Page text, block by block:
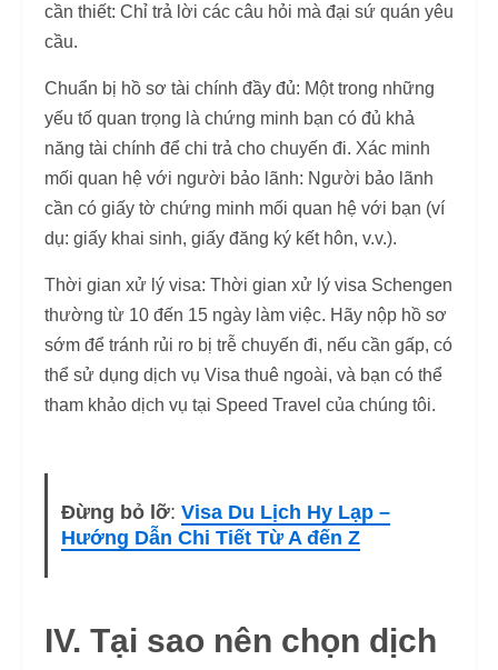
cần thiết: Chỉ trả lời các câu hỏi mà đại sứ quán yêu
cầu.
Chuẩn bị hồ sơ tài chính đầy đủ: Một trong những
yếu tố quan trọng là chứng minh bạn có đủ khả
năng tài chính để chi trả cho chuyến đi. Xác minh
mối quan hệ với người bảo lãnh: Người bảo lãnh
cần có giấy tờ chứng minh mối quan hệ với bạn (ví
dụ: giấy khai sinh, giấy đăng ký kết hôn, v.v.).
Thời gian xử lý visa: Thời gian xử lý visa Schengen
thường từ 10 đến 15 ngày làm việc. Hãy nộp hồ sơ
sớm để tránh rủi ro bị trễ chuyến đi, nếu cần gấp, có
thể sử dụng dịch vụ Visa thuê ngoài, và bạn có thể
tham khảo dịch vụ tại Speed Travel của chúng tôi.
Đừng bỏ lỡ: Visa Du Lịch Hy Lạp –
Hướng Dẫn Chi Tiết Từ A đến Z
IV. Tại sao nên chọn dịch